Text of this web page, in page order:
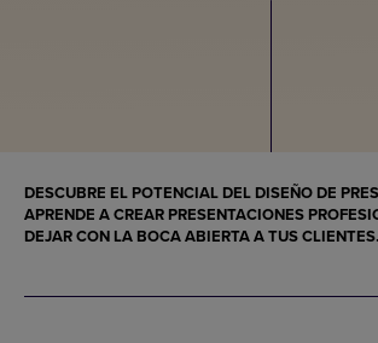
DESCUBRE EL POTENCIAL DEL DISEÑO DE
APRENDE A CREAR PRESENTACIONES
DEJAR CON LA BOCA ABIERTA A TUS CLIENTES.